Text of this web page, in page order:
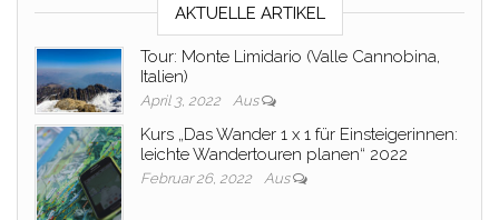
AKTUELLE ARTIKEL
Tour: Monte Limidario (Valle Cannobina,
Italien)
April 3, 2022 Aus
Kurs „Das Wander 1 x 1 für Einsteigerinnen:
leichte Wandertouren planen“ 2022
Februar 26, 2022 Aus